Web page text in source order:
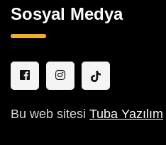
Sosyal Medya
Bu web sitesi Tuba Yazılım